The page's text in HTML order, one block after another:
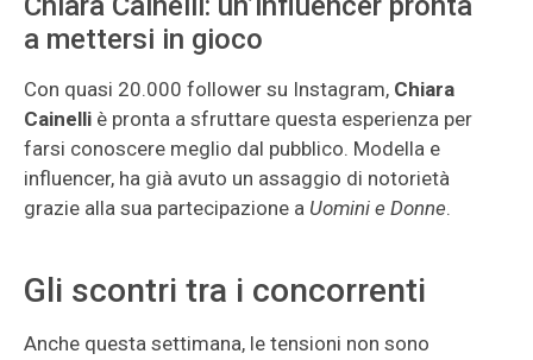
a mettersi in gioco
Con quasi 20.000 follower su Instagram, Chiara
Cainelli è pronta a sfruttare questa esperienza per
farsi conoscere meglio dal pubblico. Modella e
influencer, ha già avuto un assaggio di notorietà
grazie alla sua partecipazione a Uomini e Donne.
Gli scontri tra i concorrenti
Anche questa settimana, le tensioni non sono